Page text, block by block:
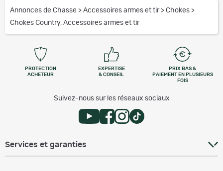
Annonces de Chasse > Accessoires armes et tir > Chokes >
Chokes Country, Accessoires armes et tir
PROTECTION
ACHETEUR
EXPERTISE
& CONSEIL
PRIX BAS &
PAIEMENT EN PLUSIEURS
FOIS
Suivez-nous sur les réseaux sociaux
Services et garanties